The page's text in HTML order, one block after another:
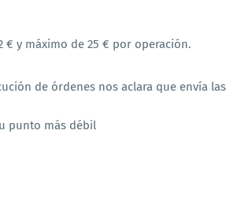
€ y máximo de 25 € por operación.
de órdenes nos aclara que envía las
punto más débil